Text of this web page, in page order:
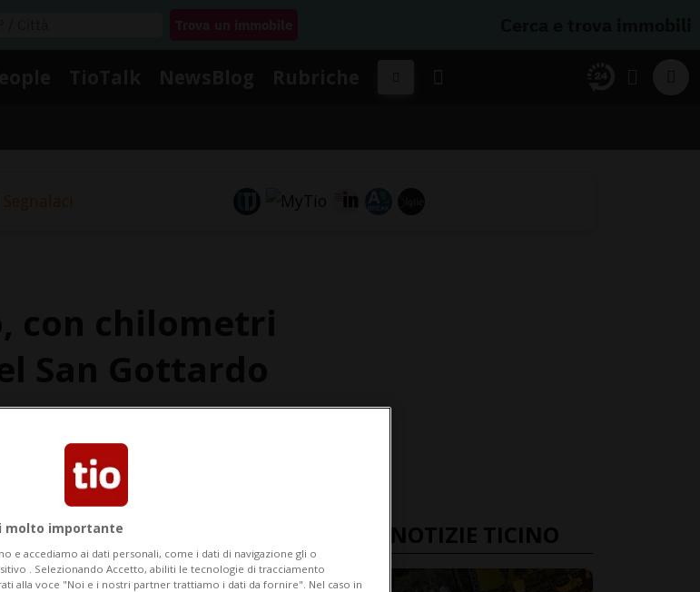
Segnalaci
ULTIME NOTIZIE TICINO
molto importante
e accediamo ai dati personali, come i dati di navigazione gli o
. Selezionando Accetto, abiliti le tecnologie di tracciamento
alla voce "Noi e i nostri partner trattiamo i dati da fornire". Nel caso in